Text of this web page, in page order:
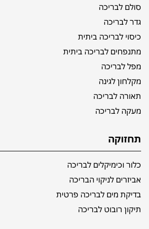
סולם לבריכה
גדר לבריכה
כיסוי לבריכה ביתית
מתנפחים לבריכה ביתית
מפל לבריכה
מקלחון לגינה
תאורה לבריכה
מעקה לבריכה
תחזוקה
כלור וכימיקלים לבריכה
אביזרים לניקוי הבריכה
בדיקת מים לבריכה פרטית
תיקון רובוט לבריכה